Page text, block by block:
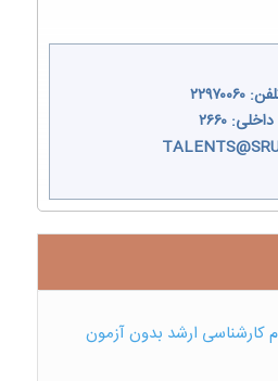
۲۲۹۷۰۰۶۰
داخلی: ۲۶۶۰
کارشناسی ارشد بدون آزمون